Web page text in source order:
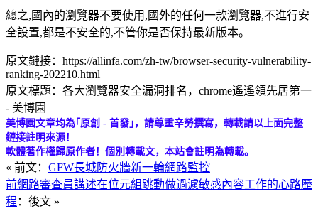
總之,國內的瀏覽器不要使用,國外的任何一款瀏覽器,不進行安
全設置,都是不安全的,不管你是否保持最新版本。
原文鏈接：https://allinfa.com/zh-tw/browser-security-vulnerability-
ranking-202210.html
原文標題：各大瀏覽器安全漏洞排名，chrome遙遙領先居第一
- 美博園
美博園文章均為｢原創 - 首發｣，請尊重辛勞撰寫，轉載請以上面完整
鏈接註明來源！
軟體著作權歸原作者！個別轉載文，本站會註明為轉載。
« 前文： GFW長城防火牆新一輪網路監控
前網路審查員講述在位元組跳動做過濾敏感內容工作的心路歷
程 ：後文 »